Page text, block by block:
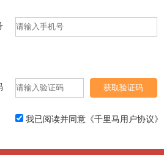
暂
07月24日
施工（
07月24日
项目
07月21日
测与充
07月21日
工（
用项
07月20日
新媒体招标
获取验证码
我已阅读并同意《千里马用户协议》